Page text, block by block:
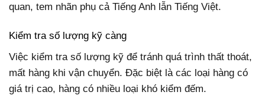
quan, tem nhãn phụ cả Tiếng Anh lẫn Tiếng Việt.
Kiểm tra số lượng kỹ càng
Việc kiểm tra số lượng kỹ để tránh quá trình thất thoát,
mất hàng khi vận chuyển. Đặc biệt là các loại hàng có
giá trị cao, hàng có nhiều loại khó kiểm đếm.